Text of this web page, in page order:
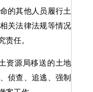
的其他人员履行土
关法律法规等情况
责任。
源局移送的土地
侦查、追逃、强制